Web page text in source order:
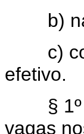
b) na
c)
efetivo.
§ 1º -
vagas